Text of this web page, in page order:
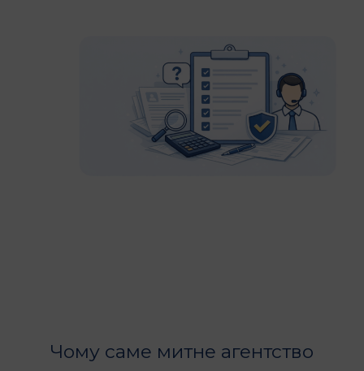
Чому саме митне агентство